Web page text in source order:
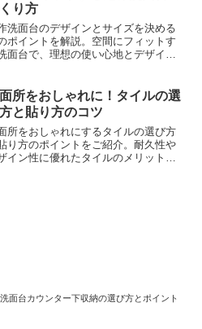
り方
洗面台のデザインとサイズを決める
ポイントを解説。空間にフィットす
面台で、理想の使い心地とデザイン
所をおしゃれに！タイルの選
と貼り方のコツ
所をおしゃれにするタイルの選び方
り方のポイントをご紹介。耐久性や
イン性に優れたタイルのメリット・
面台カウンター下収納の選び方とポイント